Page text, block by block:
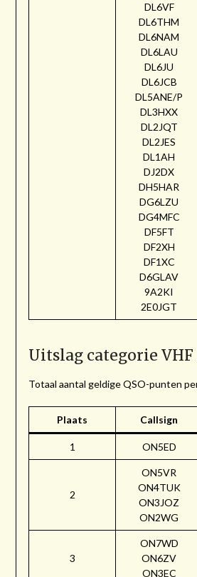
DL6VF
DL6THM
DL6NAM
DL6LAU
DL6JU
DL6JCB
DL5ANE/P
DL3HXX
DL2JQT
DL2JES
DL1AH
DJ2DX
DH5HAR
DG6LZU
DG4MFC
DF5FT
DF2XH
DF1XC
D6GLAV
9A2KI
2E0JGT
Uitslag categorie
Totaal aantal geldige QSO-punten
Plaats Callsign
1 ON5ED
2
ON5VR
ON4TUK
ON3JOZ
ON2WG
3
ON7WD
ON6ZV
ON3EC